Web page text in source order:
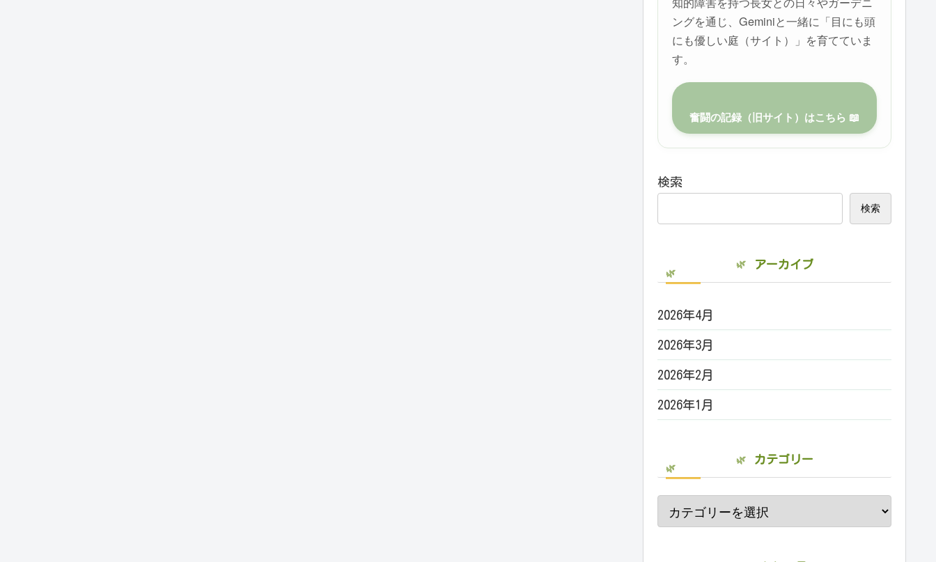
ングを通じ、Geminiと一緒に「目にも頭
にも優しい庭（サイト）」を育てていま
す。
奮闘の記録（旧サイト）はこちら 📖
検索
検索
アーカイブ
2026年4月
2026年3月
2026年2月
2026年1月
カテゴリー